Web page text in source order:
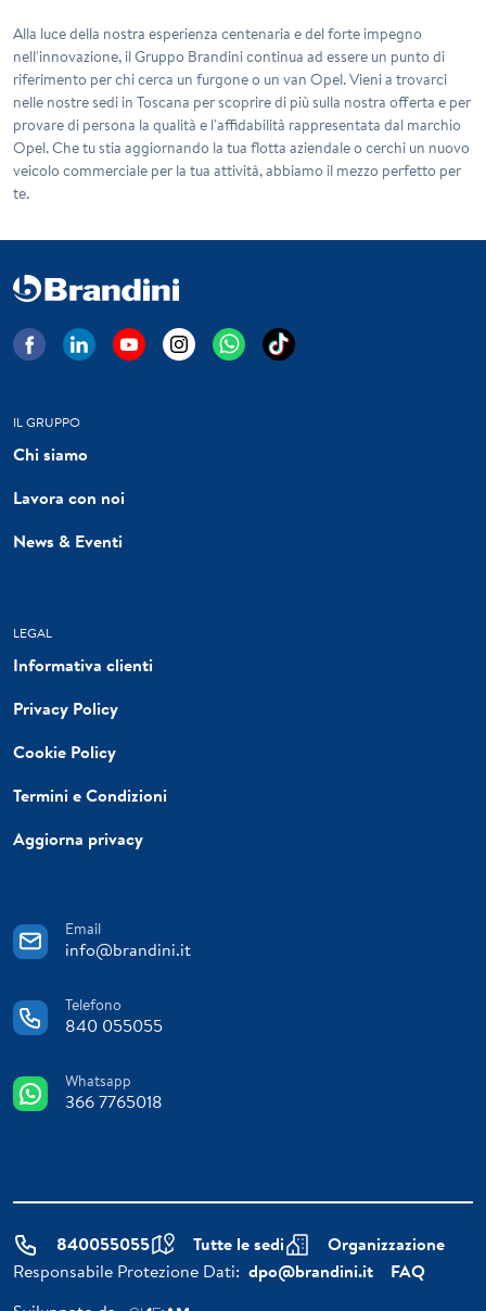
Alla luce della nostra esperienza centenaria e del forte impegno
nell'innovazione, il Gruppo Brandini continua ad essere un punto di
riferimento per chi cerca un furgone o un van Opel. Vieni a trovarci
nelle nostre sedi in Toscana per scoprire di più sulla nostra offerta e per
provare di persona la qualità e l'affidabilità rappresentata dal marchio
Opel. Che tu stia aggiornando la tua flotta aziendale o cerchi un nuovo
veicolo commerciale per la tua attività, abbiamo il mezzo perfetto per
te.
IL GRUPPO
Chi siamo
Lavora con noi
News & Eventi
LEGAL
Informativa clienti
Privacy Policy
Cookie Policy
Termini e Condizioni
Aggiorna privacy
Email
info@brandini.it
Telefono
840 055055
Whatsapp
366 7765018
840055055 Tutte le sedi
Organizzazione
Responsabile Protezione Dati: dpo@brandini.it
FAQ